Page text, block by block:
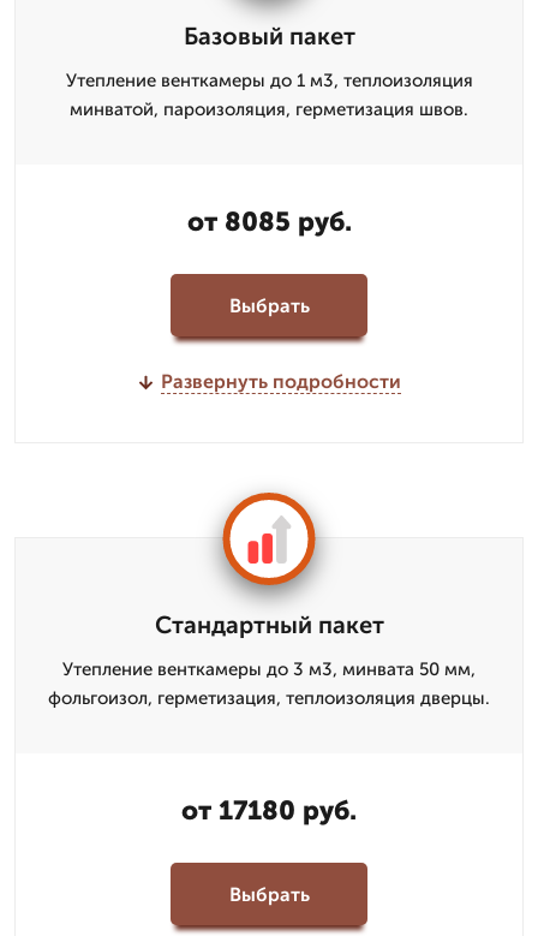
Базовый пакет
Утепление венткамеры до 1 м3, теплоизоляция
минватой, пароизоляция, герметизация швов.
от 8085 руб.
Выбрать
Развернуть подробности
Стандартный пакет
Утепление венткамеры до 3 м3, минвата 50 мм,
фольгоизол, герметизация, теплоизоляция дверцы.
от 17180 руб.
Выбрать